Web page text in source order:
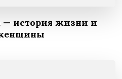
— история жизни и